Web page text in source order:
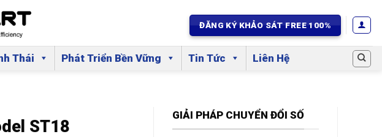
ĐĂNG KÝ KHẢO SÁT FREE 100%
Thái Phát Triển Bền Vững Tin Tức Liên Hệ
GIẢI PHÁP CHUYỂN ĐỔI SỐ
ST18